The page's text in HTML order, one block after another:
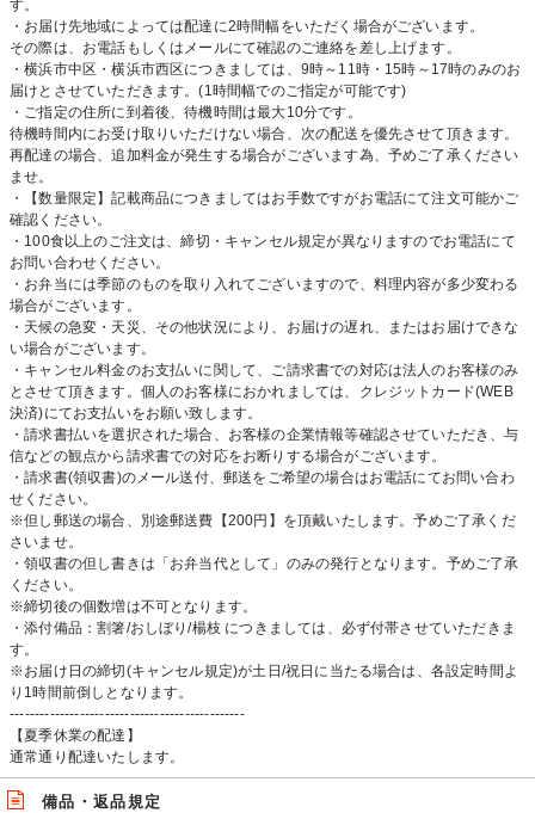
す。
・お届け先地域によっては配達に2時間幅をいただく場合がございます。
その際は、お電話もしくはメールにて確認のご連絡を差し上げます。
・横浜市中区・横浜市西区につきましては、9時～11時・15時～17時のみのお
届けとさせていただきます。(1時間幅でのご指定が可能です)
・ご指定の住所に到着後、待機時間は最大10分です。
待機時間内にお受け取りいただけない場合、次の配送を優先させて頂きます。
再配達の場合、追加料金が発生する場合がございます為、予めご了承ください
ませ。
・【数量限定】記載商品につきましてはお手数ですがお電話にて注文可能かご
確認ください。
・100食以上のご注文は、締切・キャンセル規定が異なりますのでお電話にて
お問い合わせください。
・お弁当には季節のものを取り入れてございますので、料理内容が多少変わる
場合がございます。
・天候の急変・天災、その他状況により、お届けの遅れ、またはお届けできな
い場合がございます。
・キャンセル料金のお支払いに関して、ご請求書での対応は法人のお客様のみ
とさせて頂きます。個人のお客様におかれましては、クレジットカード(WEB
決済)にてお支払いをお願い致します。
・請求書払いを選択された場合、お客様の企業情報等確認させていただき、与
信などの観点から請求書での対応をお断りする場合がございます。
・請求書(領収書)のメール送付、郵送をご希望の場合はお電話にてお問い合わ
せください。
※但し郵送の場合、別途郵送費【200円】を頂戴いたします。予めご了承くだ
さいませ。
・領収書の但し書きは「お弁当代として」のみの発行となります。予めご了承
ください。
※締切後の個数増は不可となります。
・添付備品：割箸/おしぼり/楊枝 につきましては、必ず付帯させていただきま
す。
※お届け日の締切(キャンセル規定)が土日/祝日に当たる場合は、各設定時間よ
り1時間前倒しとなります。
-----------------------------------------------
【夏季休業の配達】
通常通り配達いたします。
備品・返品規定